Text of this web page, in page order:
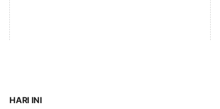
HARI INI